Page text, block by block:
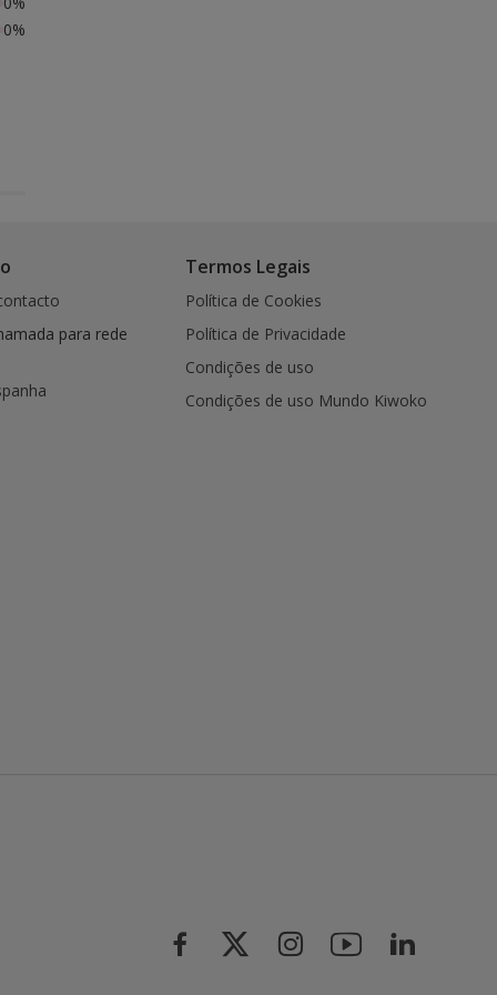
0%
para rede
Termos Legais
Política de Cookies
Política de Privacidade
Condições de uso
Condições de uso Mundo Kiwoko